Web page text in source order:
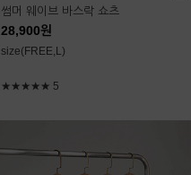
썸머 웨이브 바스락 쇼츠
28,900원
size(FREE,L)
★★★★★ 5